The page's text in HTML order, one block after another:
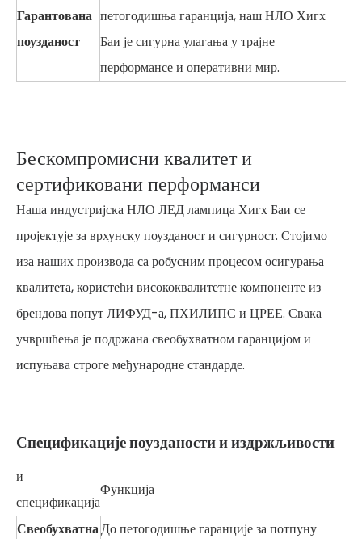
Гарантована
поузданост
петогодишња гаранција, наш НЛО Хигх
Баи је сигурна улагања у трајне
перформансе и оперативни мир.
Бескомпромисни квалитет и
сертификовани перформанси
Наша индустријска НЛО ЛЕД лампица Хигх Баи се
пројектује за врхунску поузданост и сигурност. Стојимо
иза наших производа са робусним процесом осигурања
квалитета, користећи висококвалитетне компоненте из
брендова попут ЛИФУД-а, ПХИЛИПС и ЦРЕЕ. Свака
учвршћења је подржана свеобухватном гаранцијом и
испуњава строге међународне стандарде.
Спецификације поузданости и издржљивости
и
спецификација
Функција
СвеобухватнаДо петогодишње гаранције за потпуну